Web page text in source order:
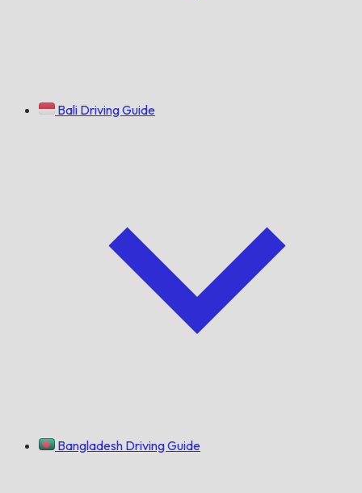
Bali Driving Guide
Bangladesh Driving Guide